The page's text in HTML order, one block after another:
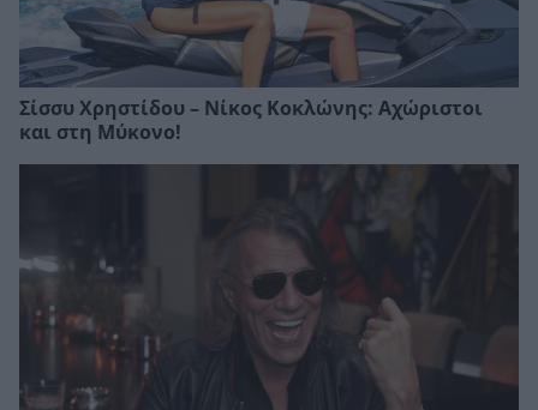
Σίσσυ Χρηστίδου – Νίκος Κοκλώνης: Αχώριστοι
και στη Μύκονο!